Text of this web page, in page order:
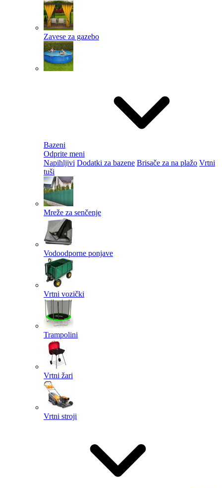
Zavese za gazebo
Bazeni
Odprite meni
Napihljivi Dodatki za bazene Brisače za na plažo Vrtni
tuši
Mreže za senčenje
Vodoodporne ponjave
Vrtni vozički
Trampolini
Vrtni žari
Vrtni stroji